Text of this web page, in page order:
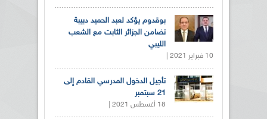
بوقدوم يؤكد لعبد الحميد دبيبة
تضامن الجزائر الثابت مع الشعب
الليبي
10 فبراير 2021 |
تأجيل الدخول المدرسي القادم إلى
21 سبتمبر
18 أغسطس 2021 |